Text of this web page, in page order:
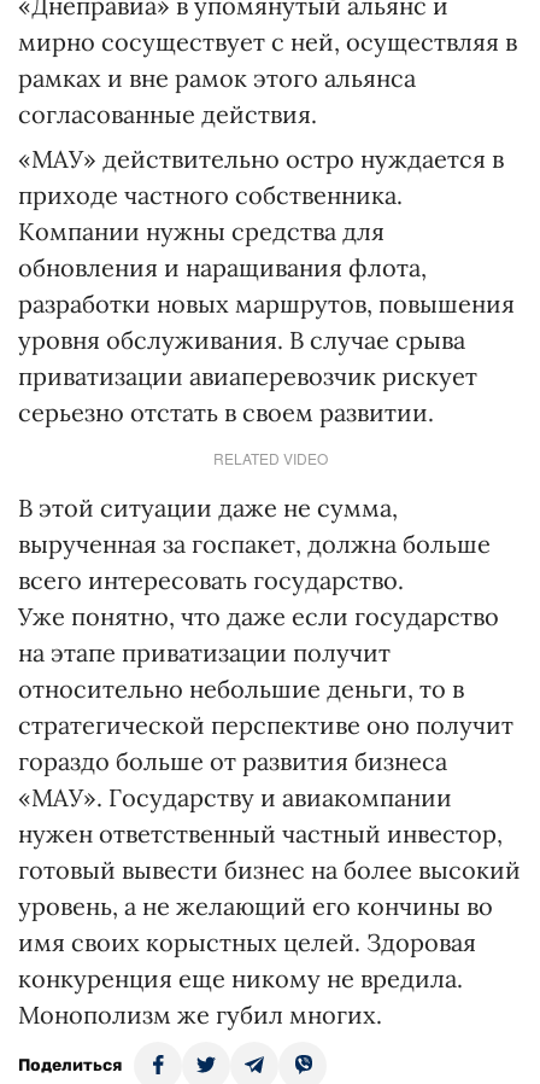
мирно сосуществует с ней, осуществляя в
рамках и вне рамок этого альянса
согласованные действия.
«МАУ» действительно остро нуждается в
приходе частного собственника.
Компании нужны средства для
обновления и наращивания флота,
разработки новых маршрутов, повышения
уровня обслуживания. В случае срыва
приватизации авиаперевозчик рискует
серьезно отстать в своем развитии.
RELATED VIDEO
В этой ситуации даже не сумма,
вырученная за госпакет, должна больше
всего интересовать государство.
Уже понятно, что даже если государство
на этапе приватизации получит
относительно небольшие деньги, то в
стратегической перспективе оно получит
гораздо больше от развития бизнеса
«МАУ». Государству и авиакомпании
нужен ответственный частный инвестор,
готовый вывести бизнес на более высокий
уровень, а не желающий его кончины во
имя своих корыстных целей. Здоровая
конкуренция еще никому не вредила.
Монополизм же губил многих.
Поделиться